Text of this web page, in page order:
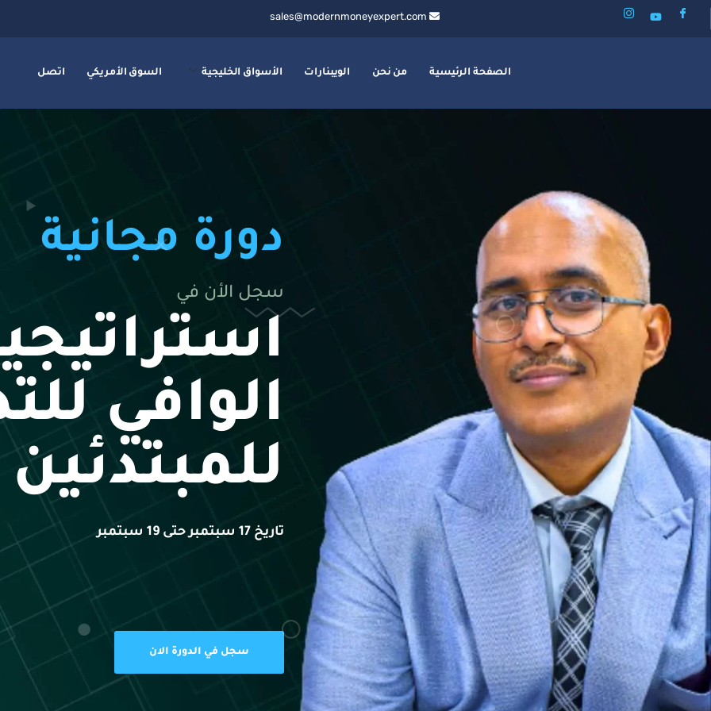
sales@modernmoneyexpert.com
الصفحة الرئيسية من نحن الويبنارات الأسواق الخليجية السوق الأمريكي اتصل
دورة مجانية
سجل الأن في
الوافي
للمبتدئين
تاريخ 17 سبتمبر حتى 19 سبتمبر
سجل في الدورة الان